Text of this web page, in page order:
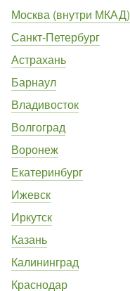
Москва (внутри МКАД)
Санкт-Петербург
Астрахань
Барнаул
Владивосток
Волгоград
Воронеж
Екатеринбург
Ижевск
Иркутск
Казань
Калининград
Краснодар